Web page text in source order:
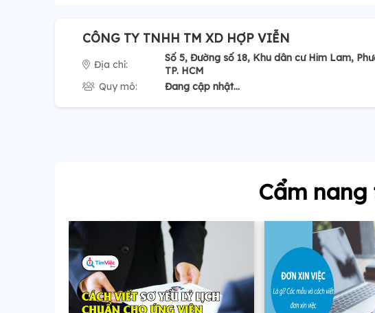
CÔNG TY TNHH TM XD HỢP VIỄN
Địa chỉ:
Số 5, Đường số 18, Khu dân cư Him Lam,
TP. HCM
Quy mô:
Đang cập nhật...
Cẩm